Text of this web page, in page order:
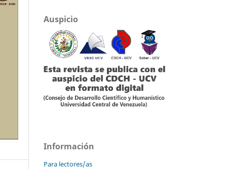
Auspicio
Información
Para lectores/as